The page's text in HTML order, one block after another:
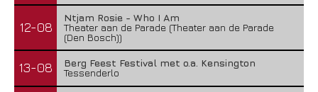
12-08
Ntjam Rosie - Who I Am
Theater aan de Parade (Theater aan de Parade
(Den Bosch))
13-08
Berg Feest Festival met o.a. Kensington
Tessenderlo